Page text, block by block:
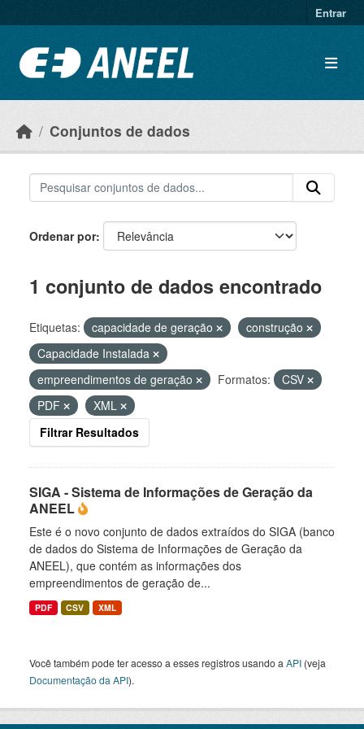
Entrar
Conjuntos de dados
Ordenar por
1 conjunto de dados encontrado
Etiquetas: capacidade de geração
construção
Capacidade Instalada
empreendimentos de geração
Formatos:
CSV
PDF
XML
Filtrar Resultados
SIGA - Sistema de Informações de Geração da
ANEEL
Este é o novo conjunto de dados extraídos do SIGA (banco
de dados do Sistema de Informações de Geração da
ANEEL), que contém as informações dos
empreendimentos de geração de...
PDF CSV XML
Você também pode ter acesso a esses registros usando a API (veja
Documentação da API).